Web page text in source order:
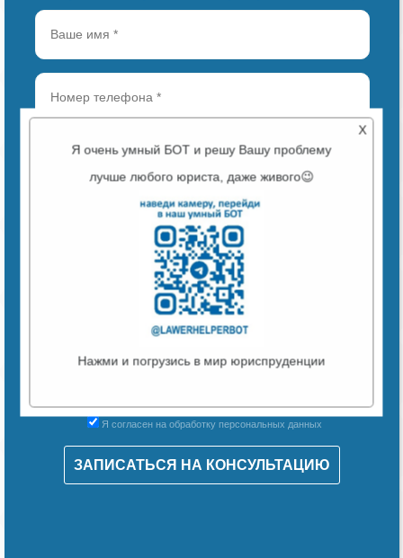
ВЫБЕРИТЕ УДОБНЫЙ ФОРМАТ СВЯЗИ:
TELEGRAM
WHATSAPP
Я согласен на обработку персональных данных
X
Я очень умный БОТ и решу Вашу проблему
лучше любого юриста, даже живого😉
Нажми и погрузись в мир юриспруденции